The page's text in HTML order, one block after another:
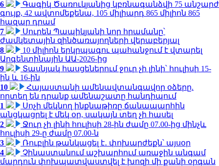
6
Գագիկ Ծառուկյանից կբռնագանձվի 75 անշարժ
գույք, 42 ավտոմեքենա, 105 միլիարդ 865 միլիոն 865
հազար դրամ
7
Սուրեն Պապիկյանի նոր հրամանը՝
ժամկետային զինծառայողների վերաբերյալ
8
10 միլիոն երկրպագու պահանջում է վտարել
Արգենտինային ԱԱ-2026-ից
9
Տասնյակ հասցեներում ջուր չի լինի՝ հուլիսի 15-
ին և 16-ին
10
Հայաստանի ամենավտանգավոր օձերը.
որտեղ են դրանք ամենաշատը հանդիպում
1
Սոչի մեկնող ինքնաթիռը ճանապարհին
անցկացրել է մեկ օր, սակայն տեղ չի հասել
2
Ջուր չի լինի հուլիսի 28-ին ժամը 07.00-ից մինչև
հուլիսի 29-ը ժամը 07.00-ն
3
Ռուբլին թանկացել է․ փոխարժեքն՝ այսօր
4
Չինաստանում աշխարհում առաջին անգամ
մարդուն փոխպատվաստվել է խոզի մի քանի օրգան